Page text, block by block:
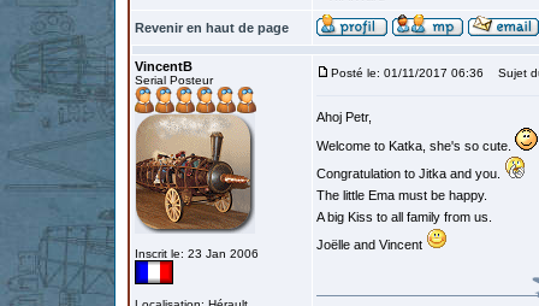
Revenir en haut de page
VincentB
Serial Posteur
Inscrit le: 23 Jan 2006
Posté le: 01/11/2017 06:36 Sujet
Ahoj Petr,
Welcome to Katka, she's so cute.
Congratulation to Jitka and you.
The little Ema must be happy.
A big Kiss to all family from us.
Joëlle and Vincent